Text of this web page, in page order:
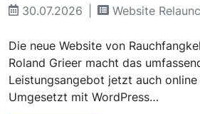
30.07.2026 Website
Die neue Website von
Roland Grieer macht das
Leistungsangebot jetzt auch online
Umgesetzt mit WordPress…